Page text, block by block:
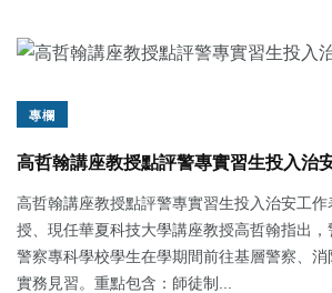
專欄
高哲翰講座教授點評警專實習生投入治
高哲翰講座教授點評警專實習生投入治安工
授、現任華夏科技大學講座教授高哲翰指出
警察專科學校學生在學期間前往基層警察、
實務見習。重點包含：師徒制...